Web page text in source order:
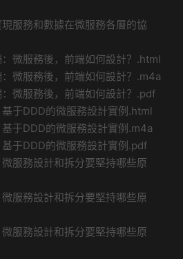
服務和數據在微服務各層的協
微服務後，前端如何設計？.html
微服務後，前端如何設計？.m4a
微服務後，前端如何設計？.pdf
于DDD的微服務設計實例.html
于DDD的微服務設計實例.m4a
于DDD的微服務設計實例.pdf
服務設計和拆分要堅持哪些原
服務設計和拆分要堅持哪些原
服務設計和拆分要堅持哪些原